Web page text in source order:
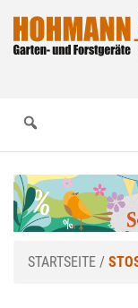
STARTSEITE /